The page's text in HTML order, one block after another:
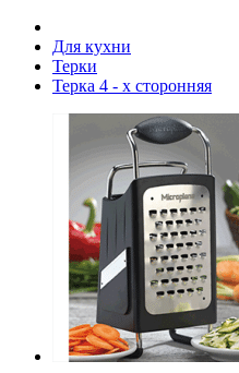
Для кухни
Терки
Терка 4 - х сторонняя